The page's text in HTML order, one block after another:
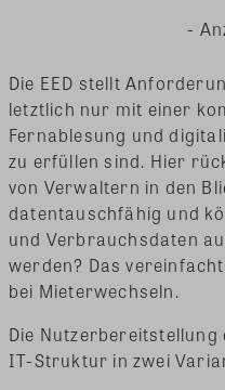
-
Die EED stellt
letztlich nur mit einer
Fernablesung und
zu erfüllen sind. Hier
von Verwaltern in den
datentauschfähig und
und Verbrauchsdaten
werden? Das
bei Mieterwechseln.
Die
IT-Struktur in zwei